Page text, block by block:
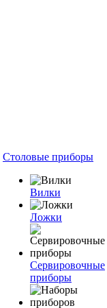
Столовые приборы
Вилки
Ложки
Сервировочные
приборы